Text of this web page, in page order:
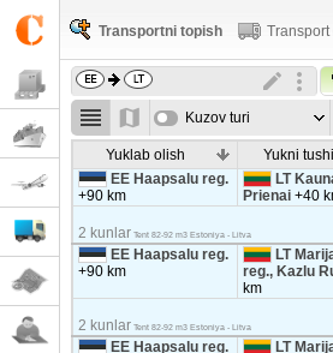
Transportni topish Transport
Kuzov turi
Yuklab olish Yukni
EE Haapsalu reg.
+90 km
LT
Prienai+40
2 kunlar Tent 82-92 m3 Estoniya - Litva
EE Haapsalu reg.
+90 km
LT
reg., Kazlu
km
2 kunlar Tent 82-92 m3 Estoniya - Litva
EE Haapsalu reg.
LT